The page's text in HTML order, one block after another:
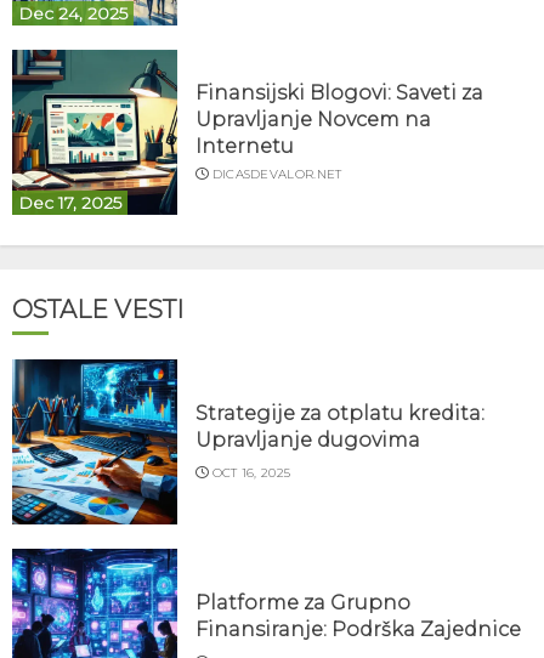
Dec 24, 2025
Dec 17, 2025
Finansijski Blogovi: Saveti za
Upravljanje Novcem na
Internetu
DICASDEVALOR.NET
OSTALE VESTI
Strategije za otplatu kredita:
Upravljanje dugovima
OCT 16, 2025
Platforme za Grupno
Finansiranje: Podrška Zajednice